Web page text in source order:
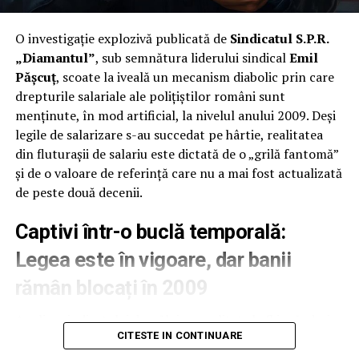
adevărului. Barbu: Ministrul care a avut tupeul să fie
de partea lor!
Fermierii: Eroii tragici ai gliei, finanțatori ai
adevărului
distruse.
„Vrancea, Vrancea, vrei-nu-vrei, dă-
ne banii pe rachete, bre!”
Noul front al mafiei s-a mutat în Vrancea. Documentul
nr. 41034 din 27.07.2026 arată cum vicepreședintele
Vasile Pamfil și asociația sa urlă în pustiu. Consiliile
Consultative, unde fermierii ar trebui să aibă un cuvânt
de spus, sunt ca extratereștrii: toată lumea vorbește
despre ele, dar nimeni nu le-a văzut funcționând. Curtea
de Conturi a dat termen până pe
31.12.2026să mimeze
legalitatea. Adică, mai avem încă un an de grație în care
„rachetiștii” pot dormi liniștiți pe milioane.
expirat: Pilotăm norii din 2040 cu
O investigație explozivă publicată de Sindicatul S.P.R.
„Diamantul”, sub semnătura liderului sindicalEmil
Pășcuț, scoate la iveală un mecanism diabolic prin care
drepturile salariale ale polițiștilor români sunt
menținute, în mod artificial, la nivelul anului 2009. Deși
legile de salarizare s-au succedat pe hârtie, realitatea
din fluturașii de salariu este dictată de o „grilă fantomă”
și de o valoare de referință care nu a mai fost actualizată
de peste două decenii.
Captivi într-o buclă temporală:
Legea este în vigoare, dar banii
rămân blocați în 2009
Analiza sindicatului dezvăluie o realitate kafkiană: deși
Guvernul a emis hotărâri (precum HG 0610/2017) care
CITESTE IN CONTINUARE